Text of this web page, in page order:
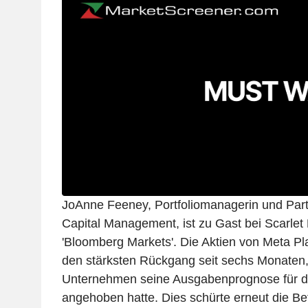
JoAnne Feeney, Portfoliomanagerin und
Capital Management, ist zu Gast bei Scarlet
'Bloomberg Markets'. Die Aktien von Meta
den stärksten Rückgang seit sechs
Unternehmen seine Ausgabenprognose für
angehoben hatte. Dies schürte erneut die